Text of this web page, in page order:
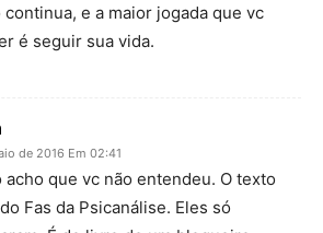
continua, e a maior jogada que vc
é seguir sua vida.
de 2016 Em 02:41
acho que vc não entendeu. O texto
Fas da Psicanálise. Eles só